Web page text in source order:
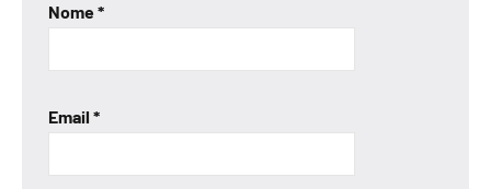
Nome*
Email *